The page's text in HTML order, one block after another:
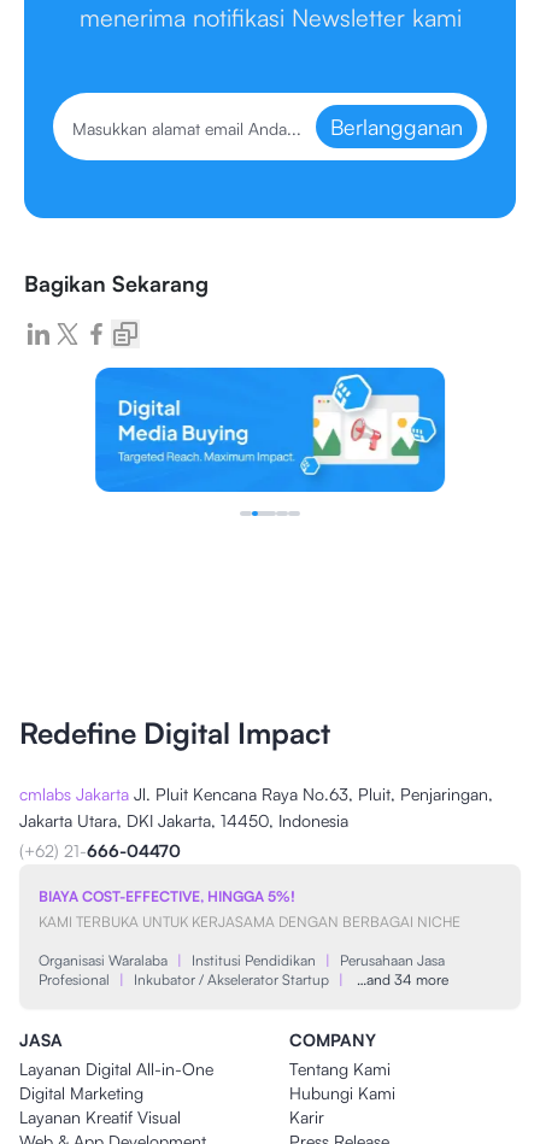
menerima notifikasi Newsletter kami
Berlangganan
Bagikan Sekarang
Redefine Digital Impact
cmlabs Jakarta Jl. Pluit Kencana Raya No.63, Pluit, Penjaringan,
Jakarta Utara, DKI Jakarta, 14450, Indonesia
(+62) 21-666-04470
BIAYA COST-EFFECTIVE, HINGGA 5%!
KAMI TERBUKA UNTUK KERJASAMA DENGAN BERBAGAI NICHE
Organisasi Waralaba | Institusi Pendidikan |
Perusahaan Jasa
Profesional
| Inkubator / Akselerator Startup | …and 34 more
JASA
Layanan Digital All-in-One
Digital Marketing
Layanan Kreatif Visual
COMPANY
Tentang Kami
Hubungi Kami
Karir